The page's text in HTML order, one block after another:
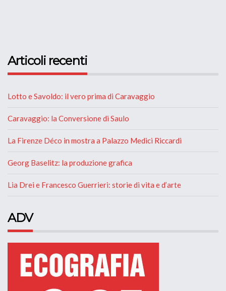
Articoli recenti
Lotto e Savoldo: il vero prima di Caravaggio
Caravaggio: la Conversione di Saulo
La Firenze Déco in mostra a Palazzo Medici Riccardi
Georg Baselitz: la produzione grafica
Lia Drei e Francesco Guerrieri: storie di vita e d’arte
ADV